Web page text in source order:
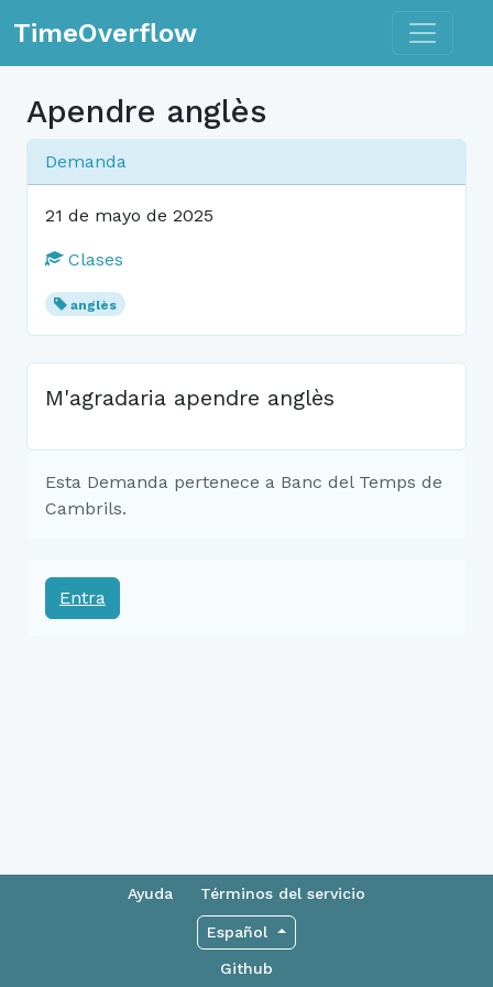
TimeOverflow Toggle
Apendre anglès
Demanda
21 de mayo de 2025
Clases
anglès
M'agradaria apendre anglès
Esta Demanda pertenece a Banc del Temps de
Cambrils.
Entra
Ayuda Términos del servicio
Español
Github